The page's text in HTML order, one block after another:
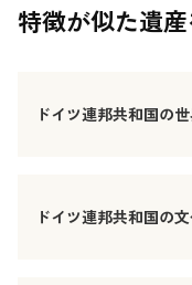
特徴が似た遺
ドイツ連邦共和国の
ドイツ連邦共和国の